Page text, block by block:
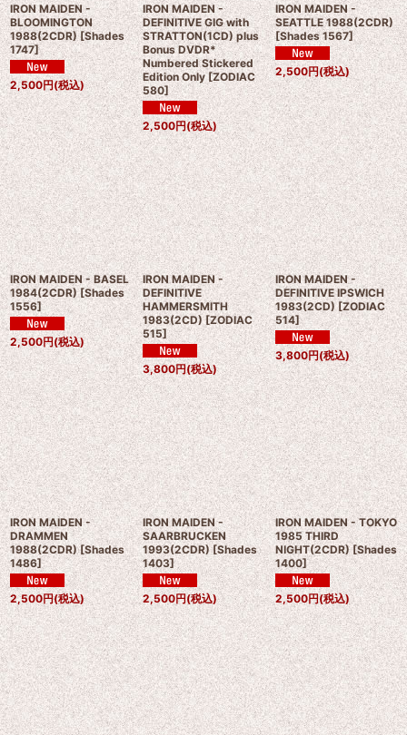
IRON MAIDEN -
BLOOMINGTON
1988(2CDR) [Shades
1747]
2,500円(税込)
IRON MAIDEN -
DEFINITIVE GIG with
STRATTON(1CD) plus
Bonus DVDR*
Numbered Stickered
Edition Only [ZODIAC
580]
2,500円(税込)
IRON MAIDEN -
SEATTLE 1988(2CDR)
[Shades 1567]
2,500円(税込)
IRON MAIDEN - BASEL
1984(2CDR) [Shades
1556]
2,500円(税込)
IRON MAIDEN -
DEFINITIVE
HAMMERSMITH
1983(2CD) [ZODIAC
515]
3,800円(税込)
IRON MAIDEN -
DEFINITIVE IPSWICH
1983(2CD) [ZODIAC
514]
3,800円(税込)
IRON MAIDEN -
DRAMMEN
1988(2CDR) [Shades
1486]
2,500円(税込)
IRON MAIDEN -
SAARBRUCKEN
1993(2CDR) [Shades
1403]
2,500円(税込)
IRON MAIDEN - TOKYO
1985 THIRD
NIGHT(2CDR) [Shades
1400]
2,500円(税込)